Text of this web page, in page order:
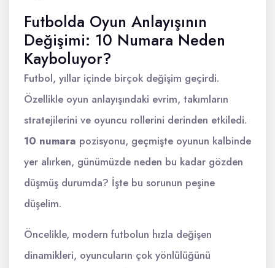
Futbolda Oyun Anlayışının
Değişimi: 10 Numara Neden
Kayboluyor?
Futbol, yıllar içinde birçok değişim geçirdi.
Özellikle oyun anlayışındaki evrim, takımların
stratejilerini ve oyuncu rollerini derinden etkiledi.
10 numara pozisyonu, geçmişte oyunun kalbinde
yer alırken, günümüzde neden bu kadar gözden
düşmüş durumda? İşte bu sorunun peşine
düşelim.
Öncelikle, modern futbolun hızla değişen
dinamikleri, oyuncuların çok yönlülüğünü